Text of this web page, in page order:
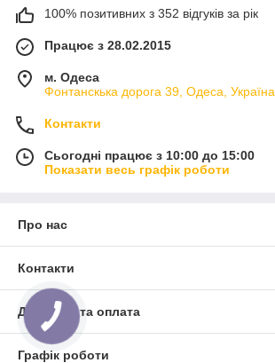
100% позитивних з 352 відгуків за рік
Працює з 28.02.2015
м. Одеса
Фонтанскька дорога 39, Одеса, Україна
Контакти
Сьогодні працює з 10:00 до 15:00
Показати весь графік роботи
Про нас
Контакти
Доставка та оплата
Графік роботи